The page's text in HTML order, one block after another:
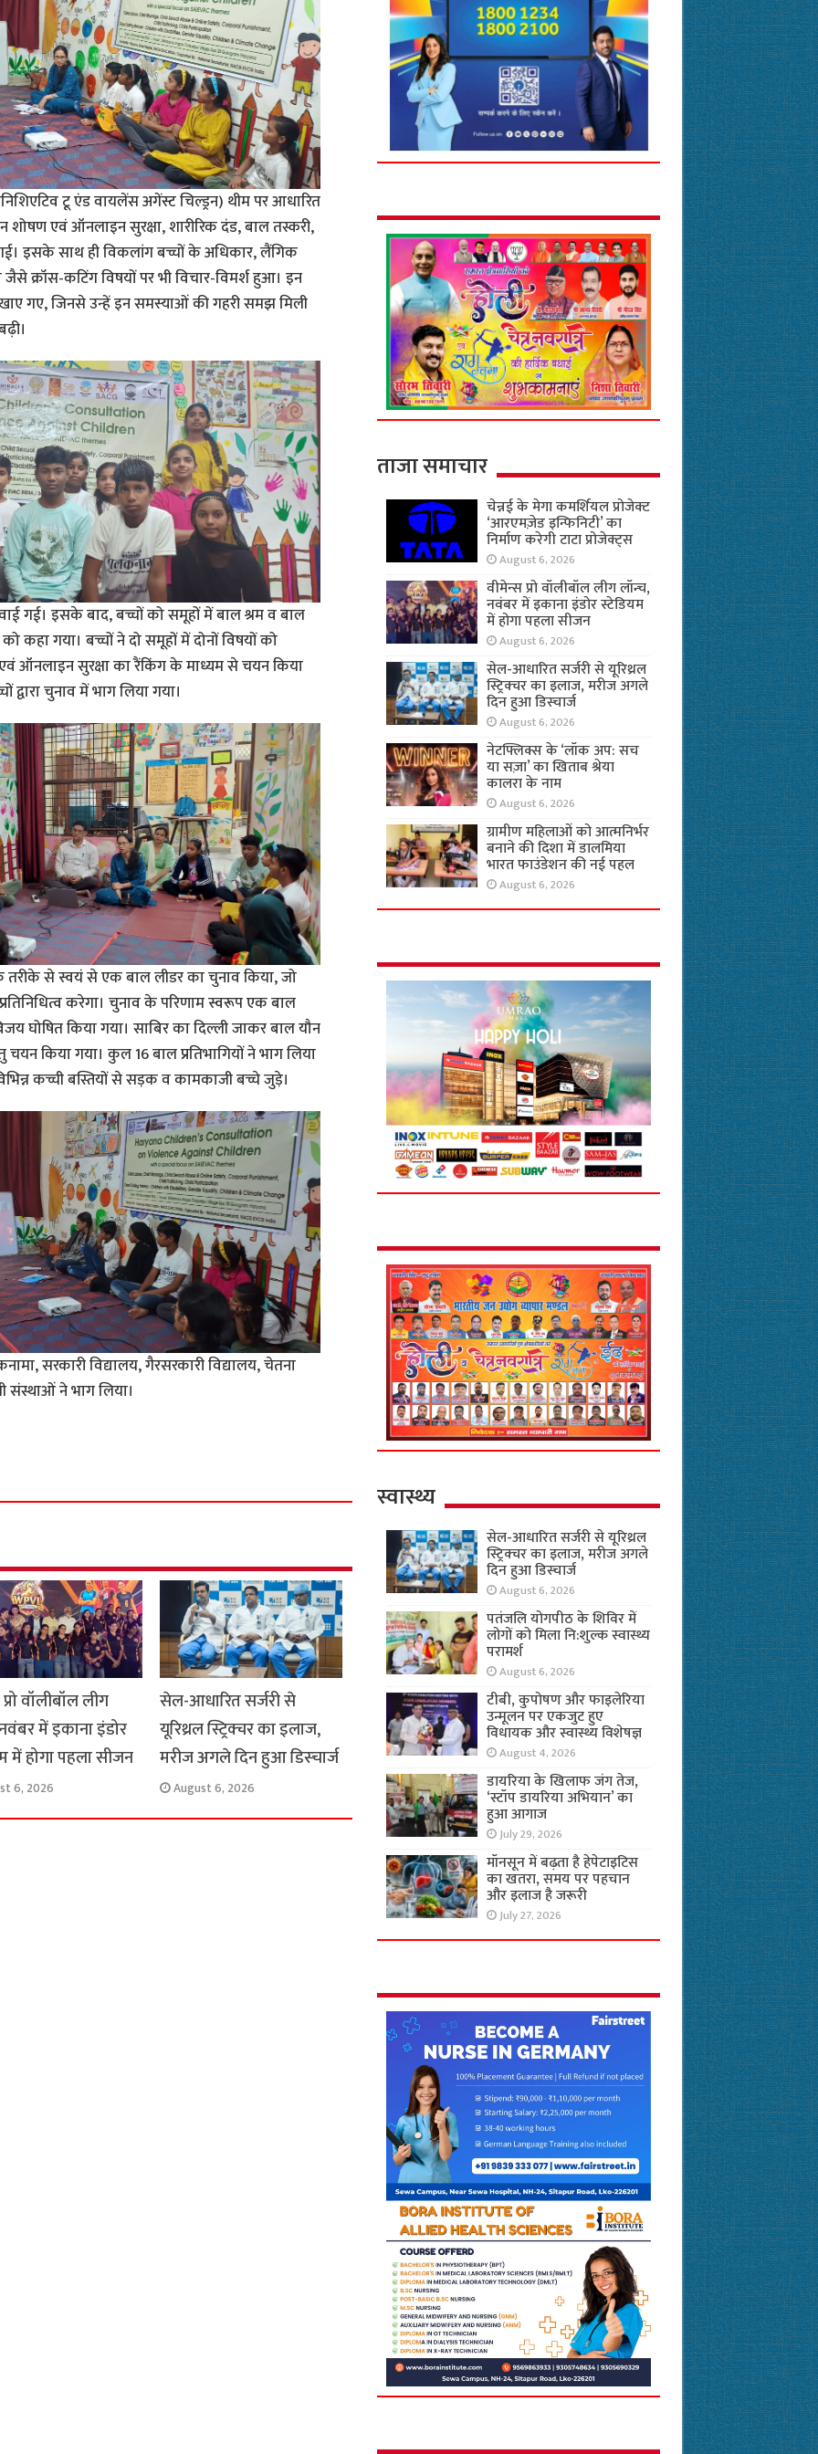
टू एंड वायलेंस अगेंस्ट चिल्ड्रन) थीम पर आधारित
शोषण एवं ऑनलाइन सुरक्षा, शारीरिक दंड, बाल तस्करी,
इसके साथ ही विकलांग बच्चों के अधिकार, लैंगिक
क्रॉस-कटिंग विषयों पर भी विचार-विमर्श हुआ। इन
दिखाए गए, जिनसे उन्हें इन समस्याओं की गहरी समझ मिली
गई। इसके बाद, बच्चों को समूहों में बाल श्रम व बाल
कहा गया। बच्चों ने दो समूहों में दोनों विषयों को
ऑनलाइन सुरक्षा का रैंकिंग के माध्यम से चयन किया
चुनाव में भाग लिया गया।
से स्वयं से एक बाल लीडर का चुनाव किया, जो
करेगा। चुनाव के परिणाम स्वरूप एक बाल
घोषित किया गया। साबिर का दिल्ली जाकर बाल यौन
किया गया। कुल 16 बाल प्रतिभागियों ने भाग लिया
कच्ची बस्तियों से सड़क व कामकाजी बच्चे जुड़े।
सरकारी विद्यालय, गैरसरकारी विद्यालय, चेतना
ने भाग लिया।
वॉलीबॉल लीग
में इकाना इंडोर
में होगा पहला सीजन
6, 2026
सेल-आधारित सर्जरी से
यूरिथ्रल स्ट्रिक्चर का इलाज,
मरीज अगले दिन हुआ डिस्चार्ज
August 6, 2026
ताजा समाचार
चेन्नई के मेगा कमर्शियल प्रोजेक्ट
‘आरएमज़ेड इन्फिनिटी’ का
निर्माण करेगी टाटा प्रोजेक्ट्स
August 6, 2026
वीमेन्स प्रो वॉलीबॉल लीग लॉन्च,
नवंबर में इकाना इंडोर स्टेडियम
में होगा पहला सीजन
August 6, 2026
सेल-आधारित सर्जरी से यूरिथ्रल
स्ट्रिक्चर का इलाज, मरीज अगले
दिन हुआ डिस्चार्ज
August 6, 2026
नेटफ्लिक्स के ‘लॉक अप: सच
या सज़ा’ का खिताब श्रेया
कालरा के नाम
August 6, 2026
ग्रामीण महिलाओं को आत्मनिर्भर
बनाने की दिशा में डालमिया
भारत फाउंडेशन की नई पहल
August 6, 2026
स्वास्थ्य
सेल-आधारित सर्जरी से यूरिथ्रल
स्ट्रिक्चर का इलाज, मरीज अगले
दिन हुआ डिस्चार्ज
August 6, 2026
पतंजलि योगपीठ के शिविर में
लोगों को मिला नि:शुल्क स्वास्थ्य
परामर्श
August 6, 2026
टीबी, कुपोषण और फाइलेरिया
उन्मूलन पर एकजुट हुए
विधायक और स्वास्थ्य विशेषज्ञ
August 4, 2026
डायरिया के खिलाफ जंग तेज,
‘स्टॉप डायरिया अभियान’ का
हुआ आगाज
July 29, 2026
मॉनसून में बढ़ता है हेपेटाइटिस
का खतरा, समय पर पहचान
और इलाज है जरूरी
July 27, 2026